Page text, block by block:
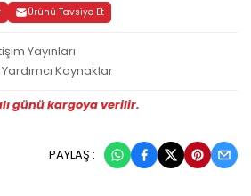
Ürünü Tavsiye Et
Yayınları
Kaynaklar
günü kargoya verilir.
PAYLAŞ :